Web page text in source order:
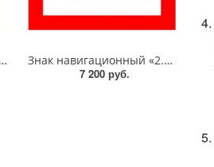
и составов, идущих снизу» 1000х1000 мм, световозвращающий, металл 0.8 мм
Знак навигационный «2.4 Соблюдать надводный габарит!» 1000х1000 мм, световозвращающий, металл 0.8 мм
7 200 руб.